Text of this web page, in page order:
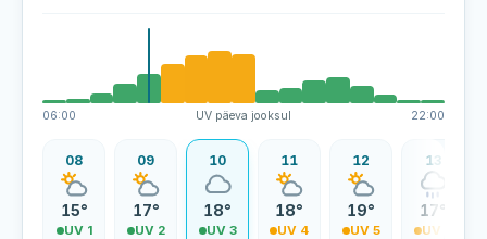
06:00 UV päeva jooksul 22:00
08
15°
UV 1
09
17°
UV 2
10
18°
UV 3
11
18°
UV 4
12
19°
UV 5
13
17°
UV 5